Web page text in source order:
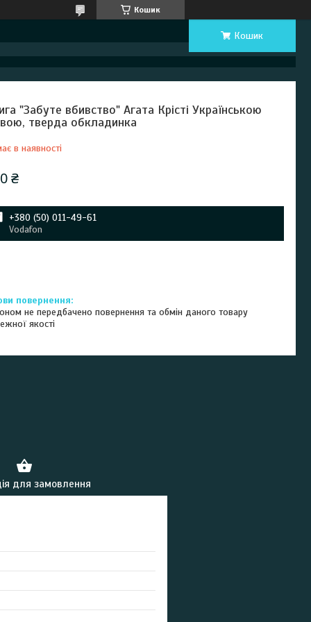
Кошик
Кошик
"Забуте вбивство" Агата Крісті Українською
тверда обкладинка
в наявності
₴
+380 (50) 011-49-61
Vodafon
не передбачено повернення та обмін даного товару
якості
для замовлення